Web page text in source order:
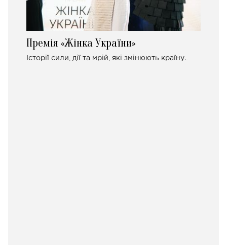
Премія «Жінка України»
Історії сили, дії та мрій, які змінюють країну.